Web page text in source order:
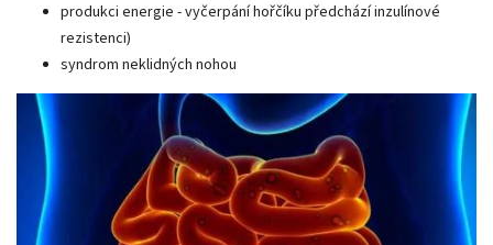
produkci energie - vyčerpání hořčíku předchází inzulínové
rezistenci)
syndrom neklidných nohou